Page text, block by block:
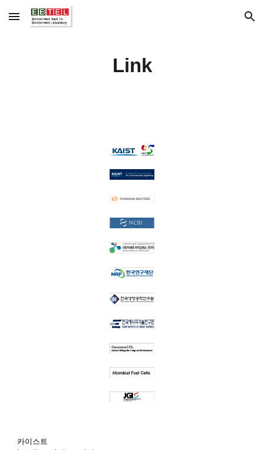
Skip to main content Skip to navigation
Link
카이스트